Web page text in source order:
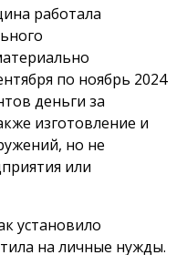
работала
по ноябрь 2024
деньги за
изготовление и
но не
или
установило
на личные нужды.